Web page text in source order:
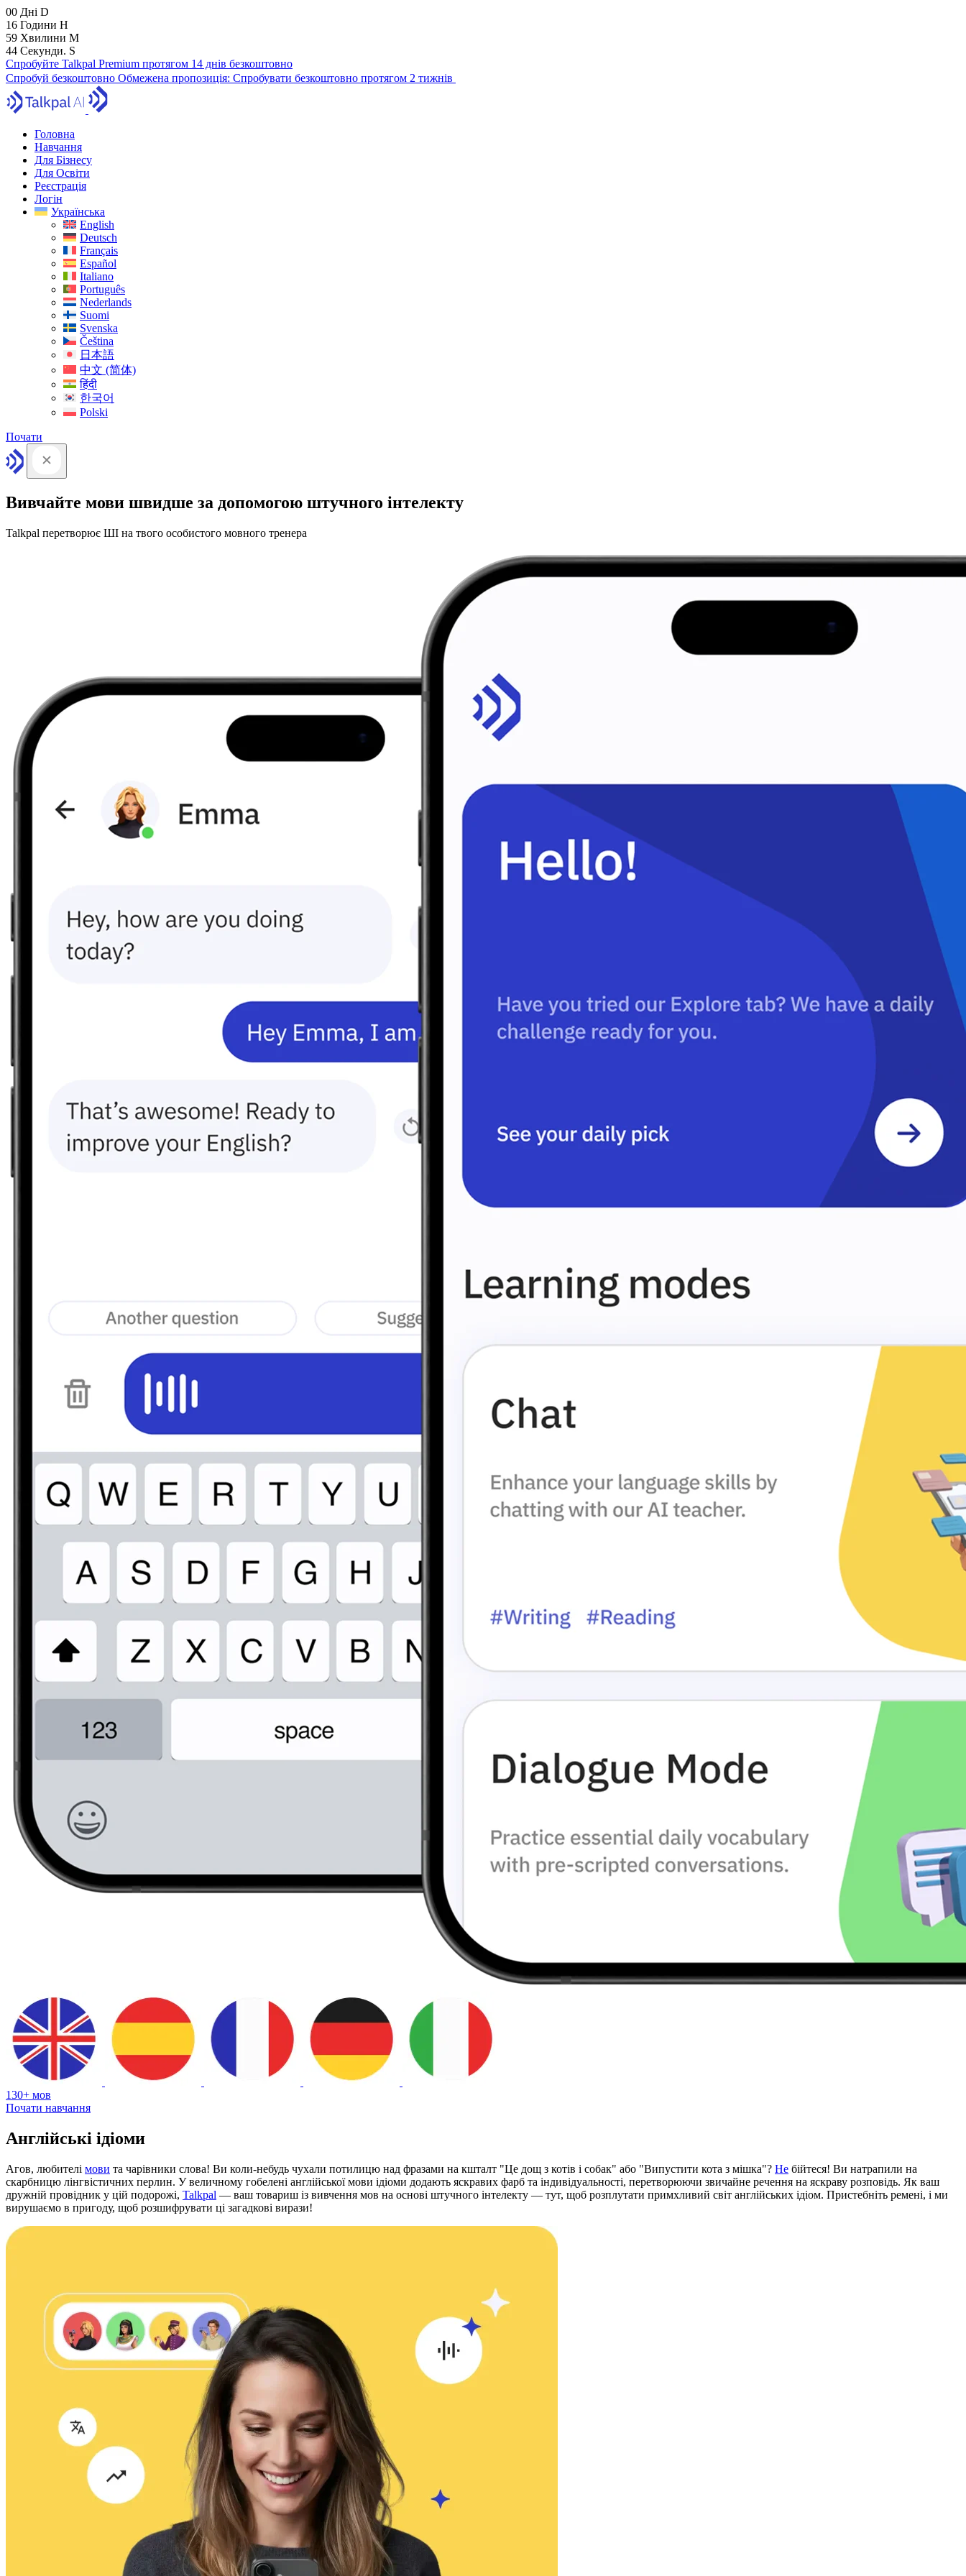
00 Дні D
16 Години H
59 Хвилини M
43 Секунди. S
Спробуйте Talkpal Premium протягом 14 днів безкоштовно
Спробуй безкоштовно Обмежена пропозиція: Спробувати безкоштовно протягом 2 тижнів
Головна
Навчання
Для Бізнесу
Для Освіти
Реєстрація
Логін
Українська
English
Deutsch
Français
Español
Italiano
Português
Nederlands
Suomi
Svenska
Čeština
日本語
中文 (简体)
हिंदी
한국어
Polski
Почати
Вивчайте мови швидше за допомогою штучного інтелекту
Talkpal перетворює ШІ на твого особистого мовного тренера
130+ мов
Почати навчання
Англійські ідіоми
Агов, любителі мови та чарівники слова! Ви коли-небудь чухали потилицю над фразами на кшталт "Це дощ з котів і собак" або "Випустити кота з мішка"? Не бійтеся! Ви натрапили на
скарбницю лінгвістичних перлин. У величному гобелені англійської мови ідіоми додають яскравих фарб та індивідуальності, перетворюючи звичайне речення на яскраву розповідь. Як ваш
дружній провідник у цій подорожі, Talkpal — ваш товариш із вивчення мов на основі штучного інтелекту — тут, щоб розплутати примхливий світ англійських ідіом. Пристебніть ремені, і ми
вирушаємо в пригоду, щоб розшифрувати ці загадкові вирази!